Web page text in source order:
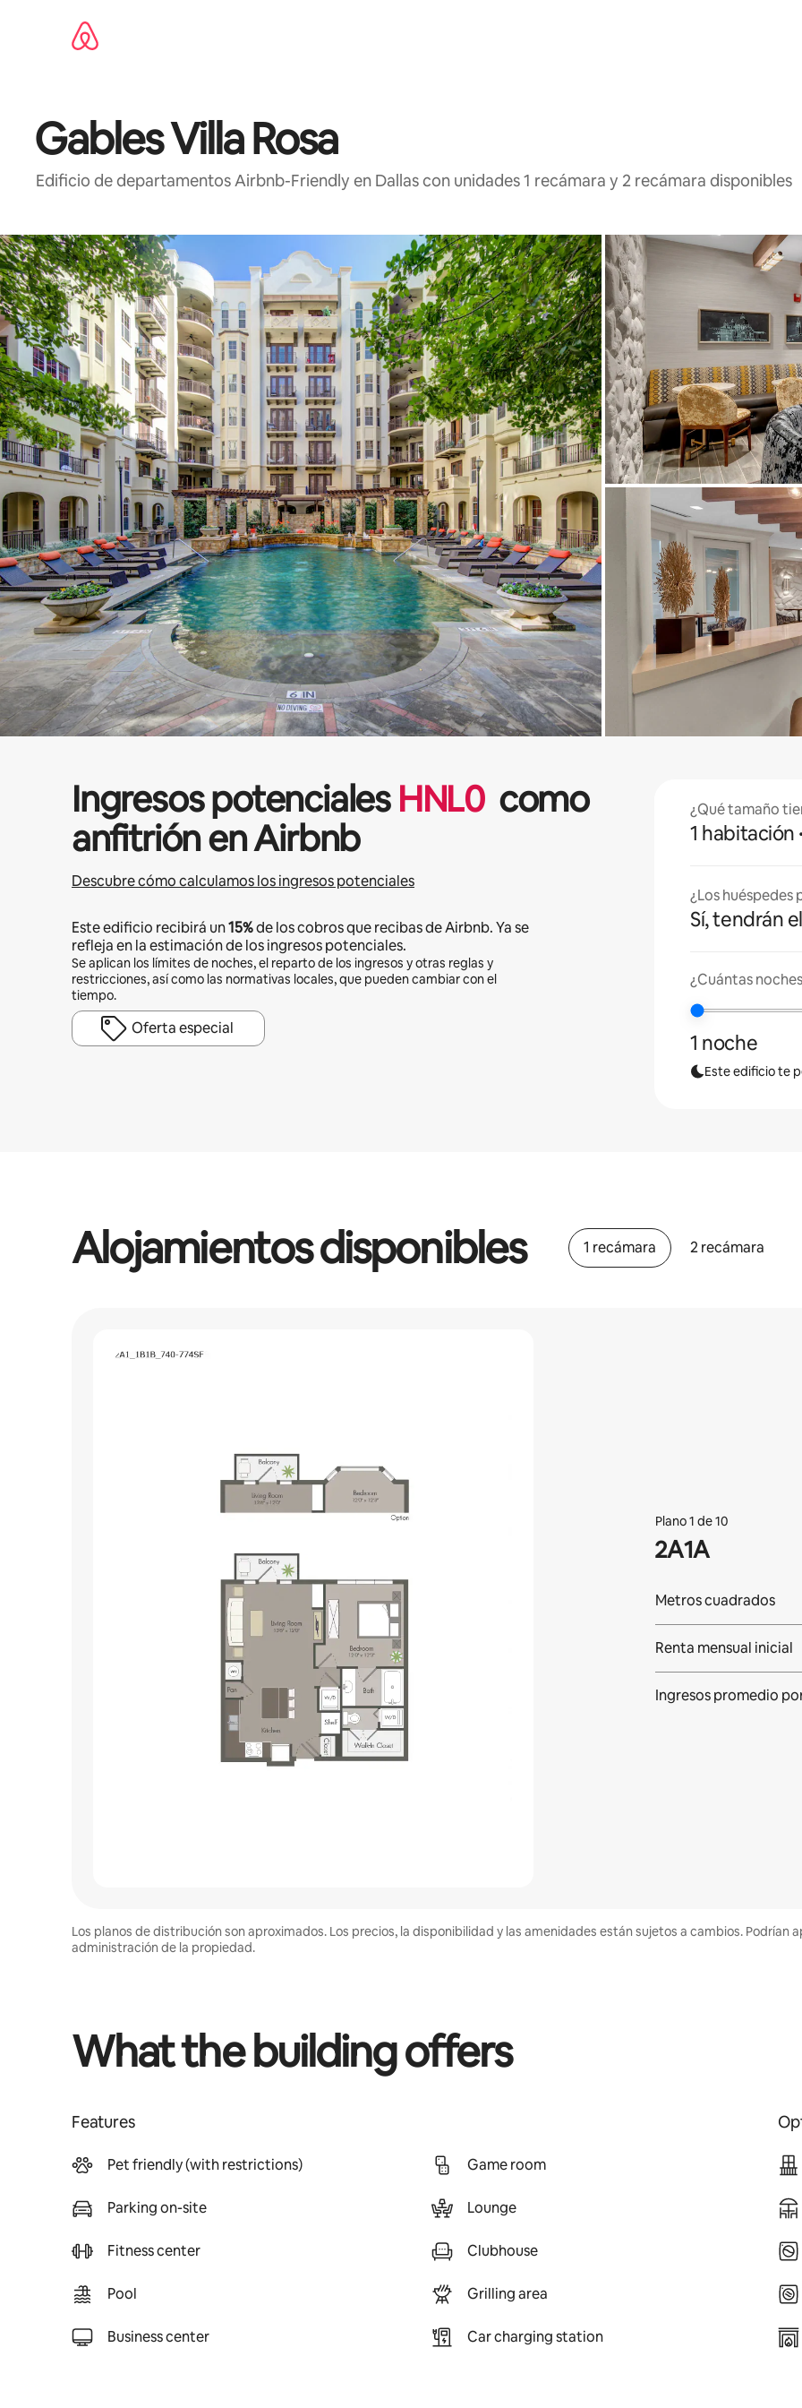
Gables Villa Rosa
Edificio de departamentos Airbnb-Friendly en Dallas con unidades 1 recámara y 2 recámara disponibles
Ingresos potenciales HNL0 como
anfitrión en Airbnb
Descubre cómo calculamos los ingresos potenciales
Este edificio recibirá un15%de los cobros que recibas de Airbnb. Ya se
refleja en la estimación de los ingresos potenciales.
Se aplican los límites de noches, el reparto de los ingresos y otras reglas y
restricciones, así como las normativas locales, que pueden cambiar con el
tiempo.
Oferta especial
¿Qué tamaño
1 habitación
¿Los huéspedes
Sí, tendrán
¿Cuántas
1 noche
Este edificio te
Alojamientos disponibles 1 recámara 2 recámara
Plano 1 de 10
2A1A
Metros cuadrados
Renta mensual inicial
Ingresos promedio
Los planos de distribución son aproximados. Los precios, la disponibilidad y las amenidades están sujetos a cambios. Podrían
administración de la propiedad.
What the building offers
Features
Pet friendly (with restrictions)
Parking on-site
Fitness center
Pool
Business center
Game room
Lounge
Clubhouse
Grilling area
Car charging station